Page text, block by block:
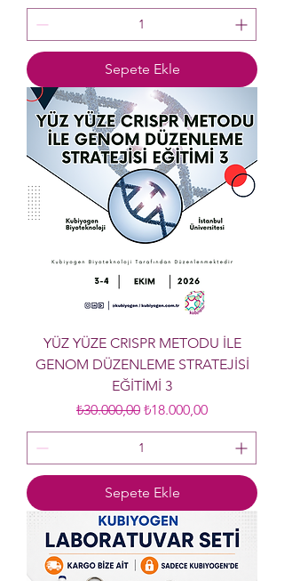
Sepete Ekle
YÜZ YÜZE CRISPR METODU İLE
GENOM DÜZENLEME STRATEJİSİ
EĞİTİMİ 3
Normal Fiyat
₺30.000,00 İndirimli Fiyat
₺18.000,00
Sepete Ekle